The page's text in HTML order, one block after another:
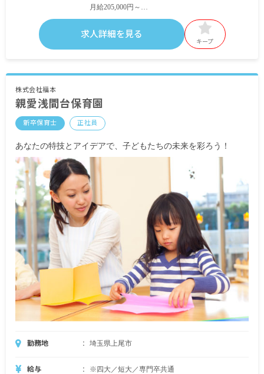
月給205,000円～
・内訳
基本給160,000円～
処遇改善Ⅲ5,000円
＜共通＞
交通費全額支給
賞与年2回（9月／3月）計2.5カ月分※昨年実績
新人：年収275万円／20歳／入社1年
主任：年収340万円／27歳／入社3年
園長：年収420万円／51歳／入社4年
求人詳細を見る
キープ
株式会社福本
親愛浅間台保育園
新卒保育士 正社員
あなたの特技とアイデアで、子どもたちの未来を彩ろう！
勤務地 埼玉県上尾市
給与
※四大／短大／専門卒共通